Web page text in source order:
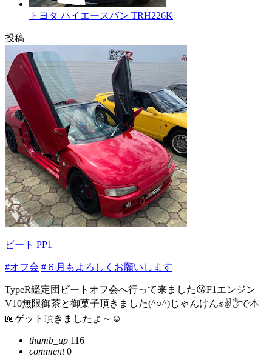
トヨタ ハイエースバン TRH226K
投稿
ビート PP1
#オフ会 #６月もよろしくお願いします
TypeR鑑定団ビートオフ会へ行って来ました😘F1エンジン
V10無限御茶と御菓子頂きました(^○^)じゃんけん✊✌✋で本
📖ゲット頂きましたよ～☺
thumb_up 116
comment0